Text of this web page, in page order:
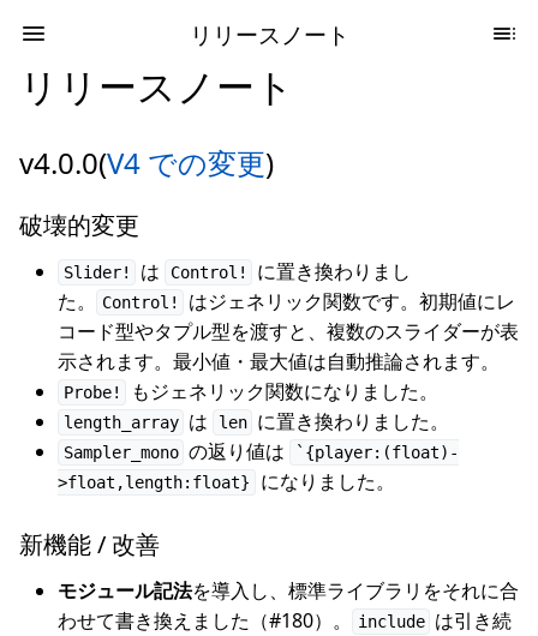
リリースノート
リリースノート
v4.0.0(V4 での変更)
破壊的変更
Slider! は Control!
に置き換わりまし
た。
Control!
はジェネリック関数です。初期値にレ
コード型やタプル型を渡すと、複数のスライダーが表
示されます。最小値・最大値は自動推論されます。
Probe! もジェネリック関数になりました。
length_array は len に置き換わりました。
Sampler_mono の返り値は
`{player:(float)-
>float,length:float}
になりました。
新機能 / 改善
モジュール記法を導入し、標準ライブラリをそれに合
わせて書き換えました（#180）。
include は引き続